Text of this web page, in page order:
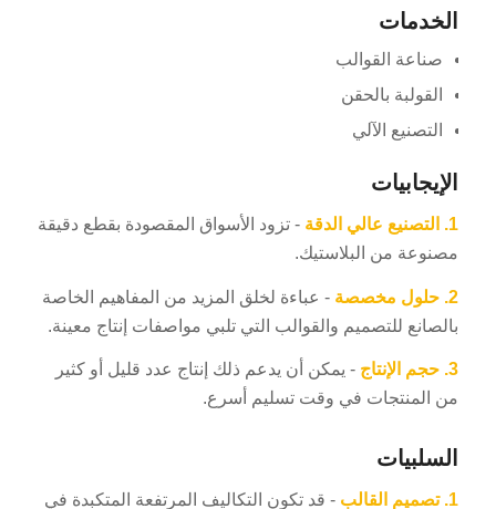
الخدمات
صناعة القوالب
القولبة بالحقن
التصنيع الآلي
الإيجابيات
1. التصنيع عالي الدقة - تزود الأسواق المقصودة بقطع دقيقة
مصنوعة من البلاستيك.
2. حلول مخصصة - عباءة لخلق المزيد من المفاهيم الخاصة
بالصانع للتصميم والقوالب التي تلبي مواصفات إنتاج معينة.
3. حجم الإنتاج - يمكن أن يدعم ذلك إنتاج عدد قليل أو كثير
من المنتجات في وقت تسليم أسرع.
السلبيات
1. تصميم القالب - قد تكون التكاليف المرتفعة المتكبدة في